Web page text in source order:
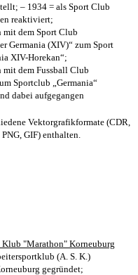
– 1934 = als Sport Club
reaktiviert;
mit dem Sport Club
Germania (XIV)“ zum Sport
XIV-Horekan“;
mit dem Fussball Club
Sportclub „Germania“
dabei aufgegangen
Vektorgrafikformate (CDR,
GIF) enthalten.
Klub "Marathon" Korneuburg
(A. S. K.)
gegründet;